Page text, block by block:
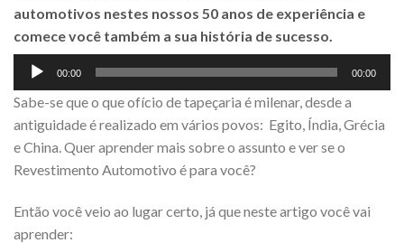
automotivos nestes nossos 50 anos de experiência e
comece você também a sua história de sucesso.
Tocador
de
áudio
00:00 00:00
Sabe-se que o que ofício de tapeçaria é milenar, desde a
antiguidade é realizado em vários povos: Egito, Índia, Grécia
e China. Quer aprender mais sobre o assunto e ver se o
Revestimento Automotivo é para você?
Então você veio ao lugar certo, já que neste artigo você vai
aprender: